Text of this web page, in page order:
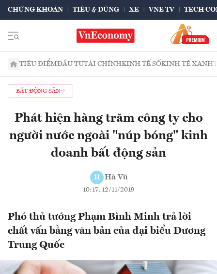
CHỨNG KHOÁN TIÊU & DÙNG XE VNE TV TECH
TIÊU ĐIỂMĐẦU TƯTÀI CHÍNHKINH TẾ SỐKINH TẾ XANH
BẤT ĐỘNG SẢN
Phát hiện hàng trăm công ty cho
người nước ngoài "núp bóng" kinh
doanh bất động sản
H Hà Vũ
10:17, 12/11/2019
Phó thủ tướng Phạm Bình Minh trả lời
chất vấn bằng văn bản của đại biểu Dương
Trung Quốc